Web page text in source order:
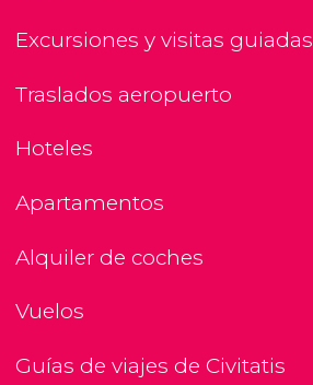
Excursiones y visitas guiadas
Traslados aeropuerto
Hoteles
Apartamentos
Alquiler de coches
Vuelos
Guías de viajes de Civitatis